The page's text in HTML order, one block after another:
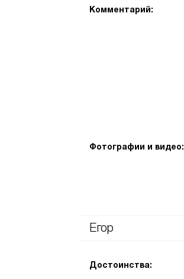
Комментарий:
Фотографии и видео:
Егор
Достоинства: